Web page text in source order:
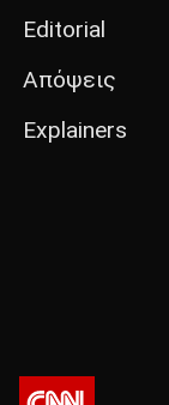
Editorial
Απόψεις
Explainers